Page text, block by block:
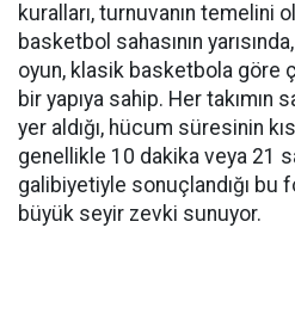
kuralları, turnuvanın temelini
basketbol sahasının
oyun, klasik basketbola göre
bir yapıya sahip. Her takımın
yer aldığı, hücum süresinin
genellikle 10 dakika veya 21
galibiyetiyle sonuçlandığı bu
büyük seyir zevki sunuyor.